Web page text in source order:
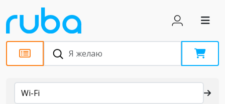
Каталог
Wi-Fi